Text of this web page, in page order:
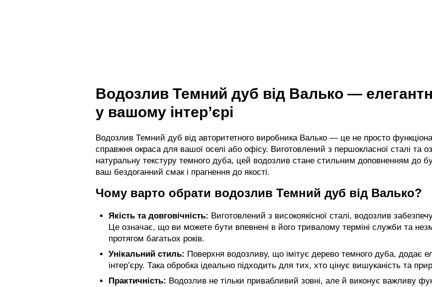
Водозлив Темний дуб від Валько —
у вашому інтер’єрі
Водозлив Темний дуб від авторитетного виробника Валько — це не просто
справжня окраса для вашої оселі або офісу. Виготовлений з першокласної сталі та
натуральну текстуру темного дуба, цей водозлив стане стильним доповненням до
ваш бездоганний смак і прагнення до якості.
Чому варто обрати водозлив Темний дуб від Валько?
Якість та довговічність: Виготовлений з високоякісної сталі, водозлив
Це означає, що ви можете бути впевнені в його тривалому терміні служби та
протягом багатьох років.
Унікальний стиль: Поверхня водозливу, що імітує дерево темного дуба, додає
інтер’єру. Така обробка ідеально підходить для тих, хто цінує вишуканість та
Практичність: Водозлив не тільки привабливий зовні, але й виконує важливу